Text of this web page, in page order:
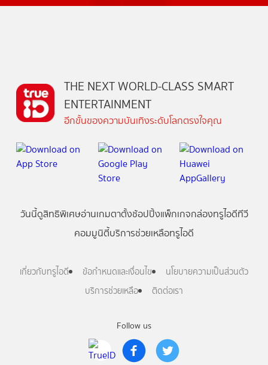
Follow us
THE NEXT WORLD-CLASS SMART
ENTERTAINMENT
อีกขั้นของความบันเทิงระดับโลกตรงใจคุณ
วันนี้ดูสิทธิพิเศษอ่านเกมตาตั้งช้อปปิ้งแพ็กเกจกล่องทรูไอดีทีวี
คอมมูนิตี้บริการช่วยเหลือทรูไอดี
เกี่ยวกับทรูไอดี ข้อกำหนดและเงื่อนไข
นโยบายความเป็นส่วนตัว
บริการช่วยเหลือ
ติดต่อเรา